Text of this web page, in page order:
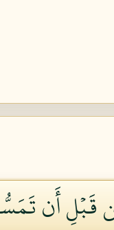
قَبۡلِ أَن